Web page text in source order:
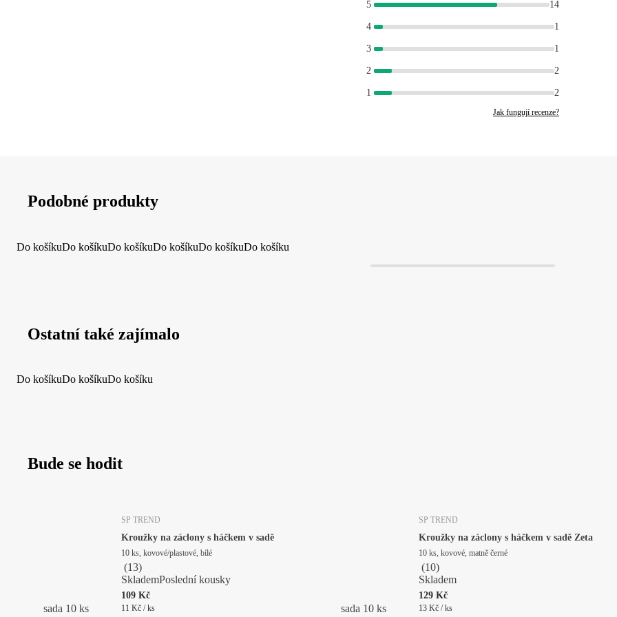
5 14
4 1
3 1
2 2
1 2
Jak fungují recenze?
Podobné produkty
Do košíkuDo košíkuDo košíkuDo košíkuDo košíkuDo košíku
Ostatní také zajímalo
Do košíkuDo košíkuDo košíku
Bude se hodit
sada 10 ks
SP TREND
Kroužky na záclony s háčkem v sadě
10 ks, kovové/plastové, bílé
(13)
SklademPoslední kousky
109 Kč
11 Kč / ks sada 10 ks
SP TREND
Kroužky na záclony s háčkem v sadě Zeta
10 ks, kovové, matně černé
(10)
Skladem
129 Kč
13 Kč / ks